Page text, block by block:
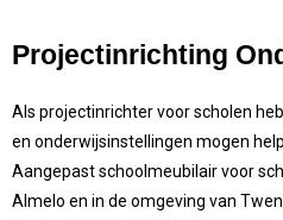
Projectinrichting
Als projectinrichter voor scholen
en onderwijsinstellingen mogen
Aangepast schoolmeubilair voor
Almelo en in de omgeving van